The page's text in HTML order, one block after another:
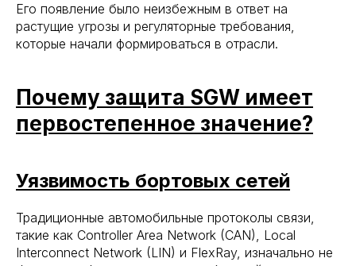
Его появление было неизбежным в ответ на
растущие угрозы и регуляторные требования,
которые начали формироваться в отрасли.
Почему защита SGW имеет
первостепенное значение?
Уязвимость бортовых сетей
Традиционные автомобильные протоколы связи,
такие как Controller Area Network (CAN), Local
Interconnect Network (LIN) и FlexRay, изначально не